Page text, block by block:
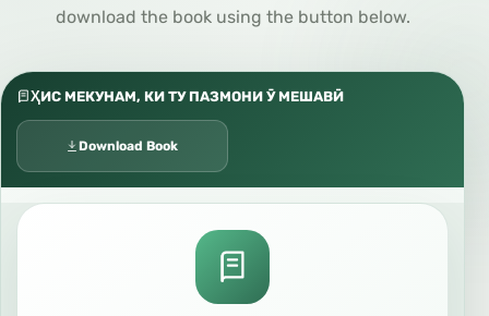
download the book using the button below.
ҲИС МЕКУНАМ, КИ ТУ ПАЗМОНИ Ӯ МЕШАВӢ
Download Book